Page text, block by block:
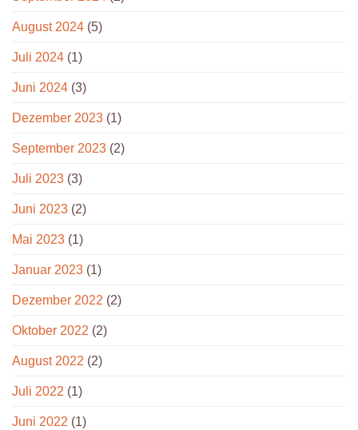
August 2024 (5)
Juli 2024 (1)
Juni 2024 (3)
Dezember 2023 (1)
September 2023 (2)
Juli 2023 (3)
Juni 2023 (2)
Mai 2023 (1)
Januar 2023 (1)
Dezember 2022 (2)
Oktober 2022 (2)
August 2022 (2)
Juli 2022 (1)
Juni 2022 (1)